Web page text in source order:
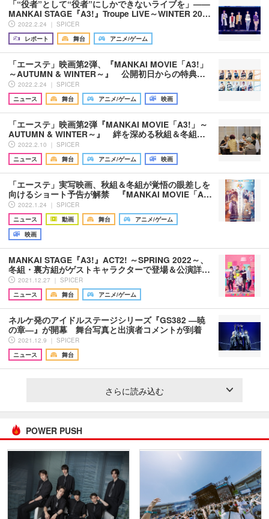
「“役者”として“役者”にしかできないライブを」——
MANKAI STAGE『A3!』Troupe LIVE～WINTER 20…
2022.2.24 ｜ SPICER
レポート
舞台 アニメ/ゲーム
「エーステ」映画第2弾、『MANKAI MOVIE「A3!」
～AUTUMN & WINTER～』 公開初日からの特典…
2022.2.24 ｜ SPICER
ニュース
舞台 アニメ/ゲーム 映画
「エーステ」映画第2弾『MANKAI MOVIE「A3!」～
AUTUMN & WINTER～』 絆を深める秋組＆冬組…
2022.2.10 ｜ SPICER
ニュース
舞台 アニメ/ゲーム 映画
「エーステ」実写映画、秋組＆冬組が覚悟の眼差しを
向けるショート予告が解禁 『MANKAI MOVIE「A…
2022.1.24 ｜ SPICER
ニュース
動画 舞台
アニメ/ゲーム
映画
MANKAI STAGE『A3!』ACT2! ～SPRING 2022～、
冬組・裏方組がゲストキャラクターで登場＆公演詳…
2021.12.27 ｜ SPICER
ニュース
舞台 アニメ/ゲーム
ネルケ発のアイドルステージシリーズ『GS382 ―暁
の章―』が開幕 舞台写真と出演者コメントが到着
2021.12.9 ｜ SPICER
ニュース
舞台
さらに読み込む
POWER PUSH